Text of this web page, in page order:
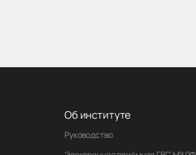
Об институте
Руководство